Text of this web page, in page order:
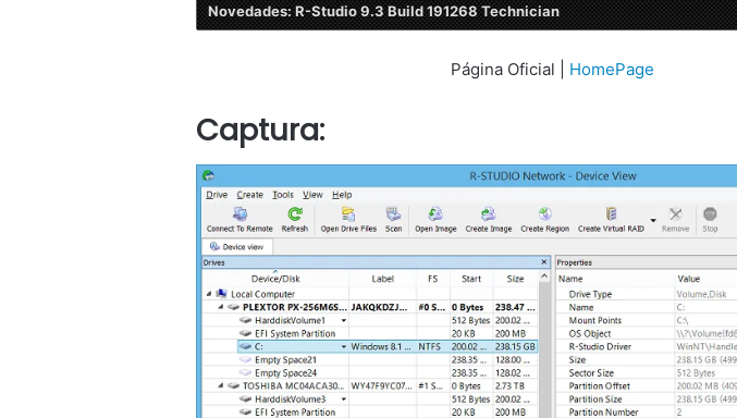
Novedades: R-Studio 9.3 Build 191268 Technician
Página Oficial | HomePage
Captura: